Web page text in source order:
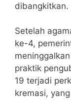
dibangkitkan.
Setelah
ke-4,
praktik
19 terjadi
kremasi,